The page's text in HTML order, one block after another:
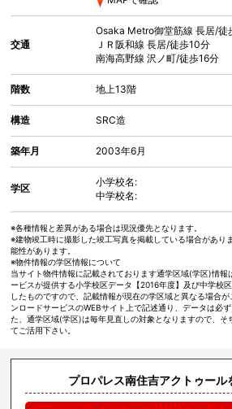
交通
Osaka Metro御堂筋線長居/徒
ＪＲ阪和線長居/徒歩10分
南海高野線沢ノ町/徒歩16分
階数 地上13階
構造 SRC造
築年月 2003年6月
学区
小学校名:
中学校名:
※各種情報と差異がある場合は現況優先となります。
※建物竣工時に撮影した竣工写真を掲載している場合があり
能性があります。
※物件情報の学区情報について
当サイト物件情報に記載されております通学区域(学区)情
ービスが提供する小学校区データ【2016年度】及び中学校
したものですので、記載情報が現在の学区域と異なる場合
ンロードサービスのWEBサイト上で記述通り、データは必
た、通学区域(学区)は毎年見直しの対象となりますので、そ
てご活用下さい。
プロパレス南住吉アクトゥール